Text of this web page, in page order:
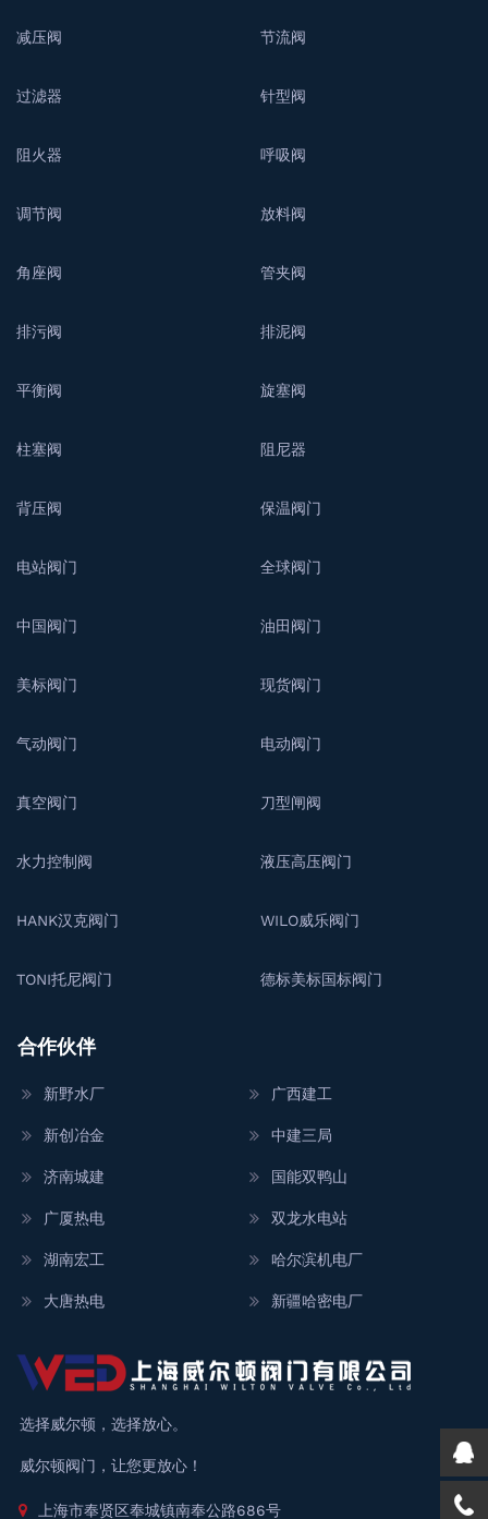
减压阀 节流阀
过滤器 针型阀
阻火器 呼吸阀
调节阀 放料阀
角座阀 管夹阀
排污阀 排泥阀
平衡阀 旋塞阀
柱塞阀 阻尼器
背压阀 保温阀门
电站阀门 全球阀门
中国阀门 油田阀门
美标阀门 现货阀门
气动阀门 电动阀门
真空阀门 刀型闸阀
水力控制阀 液压高压阀门
HANK汉克阀门 WILO威乐阀门
TONI托尼阀门 德标美标国标阀门
合作伙伴
新野水厂
新创冶金
济南城建
广厦热电
湖南宏工
大唐热电
广西建工
中建三局
国能双鸭山
双龙水电站
哈尔滨机电厂
新疆哈密电厂
选择威尔顿，选择放心。
威尔顿阀门，让您更放心！
上海市奉贤区奉城镇南奉公路686号